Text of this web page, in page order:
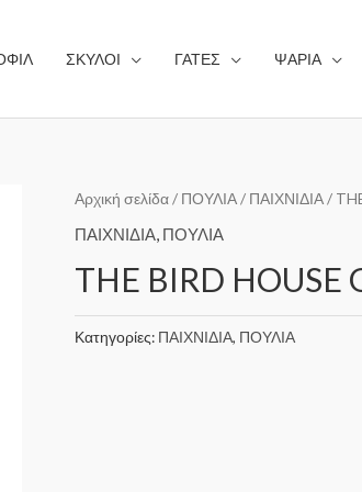
ΣΚΥΛΟΙ ΓΑΤΕΣ ΨΑΡΙΑ
Αρχική σελίδα/ ΠΟΥΛΙΑ/ ΠΑΙΧΝΙΔΙΑ/
ΠΑΙΧΝΙΔΙΑ, ΠΟΥΛΙΑ
THE BIRD HOUSE
Κατηγορίες: ΠΑΙΧΝΙΔΙΑ, ΠΟΥΛΙΑ